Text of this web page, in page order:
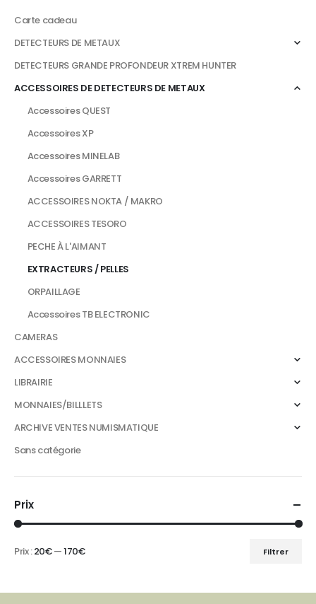
Carte cadeau
DETECTEURS DE METAUX
DETECTEURS GRANDE PROFONDEUR XTREM HUNTER
ACCESSOIRES DE DETECTEURS DE METAUX
Accessoires QUEST
Accessoires XP
Accessoires MINELAB
Accessoires GARRETT
ACCESSOIRES NOKTA / MAKRO
ACCESSOIRES TESORO
PECHE À L'AIMANT
EXTRACTEURS / PELLES
ORPAILLAGE
Accessoires TB ELECTRONIC
CAMERAS
ACCESSOIRES MONNAIES
LIBRAIRIE
MONNAIES/BILLLETS
ARCHIVE VENTES NUMISMATIQUE
Sans catégorie
Prix
Filtrer
Prix :20€—170€